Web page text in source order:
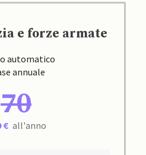
e forze armate
automatico
annuale
70
€ all'anno